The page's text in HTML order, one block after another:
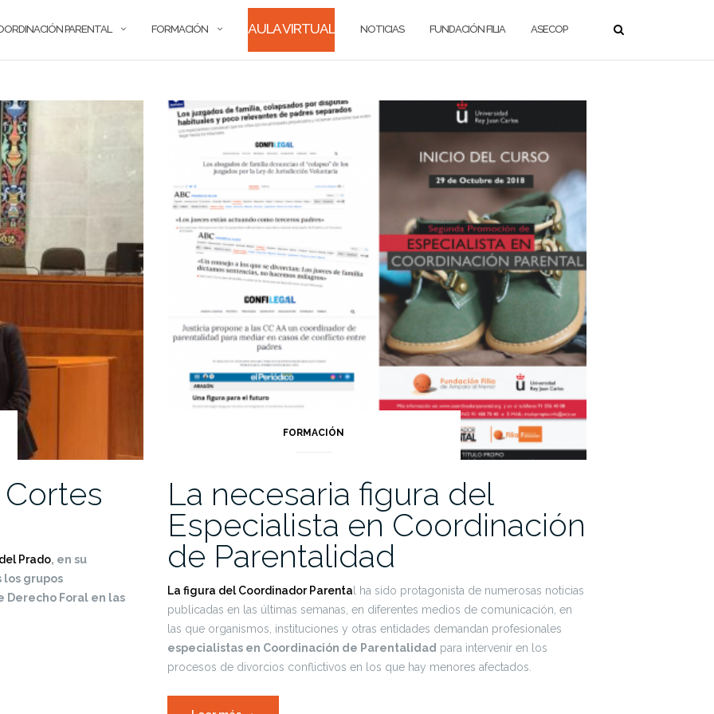
PARENTAL FORMACIÓN AULA VIRTUAL NOTICIAS FUNDACIÓN FILIA ASECOP
Prado, en su
los grupos
Derecho Foral en las
FORMACIÓN
La necesaria figura del
Especialista en Coordinación
de Parentalidad
La figura del Coordinador Parenta l ha sido protagonista de numerosas noticias
publicadas en las últimas semanas, en diferentes medios de comunicación, en
las que organismos, instituciones y otras entidades demandan profesionales
especialistas en Coordinación de Parentalidad para intervenir en los
procesos de divorcios conflictivos en los que hay menores afectados.